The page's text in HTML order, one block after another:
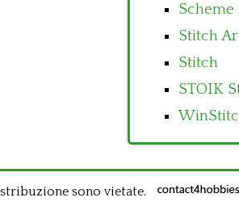
Scheme
Stitch
Stitch
STOIK
sono vietate.